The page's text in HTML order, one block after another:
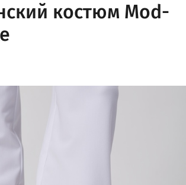
костюм Mod-